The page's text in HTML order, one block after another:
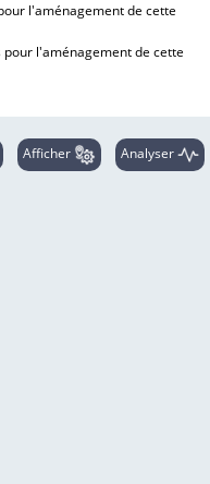
l'aménagement de cette
l'aménagement de cette
Afficher Analyser